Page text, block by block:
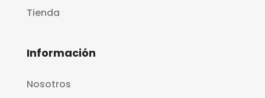
Tienda
Información
Nosotros